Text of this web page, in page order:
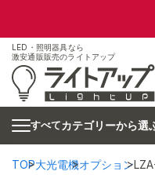
LED・照明器具なら
激安通販販売のライトアップ
すべてカテゴリーから選
TOP大光電機オプション